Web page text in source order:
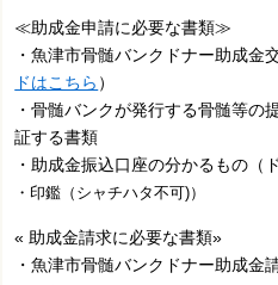
≪助成金申請に必要な書類≫
・魚津市骨髄バンクドナー助成金
ドはこちら ）
・骨髄バンクが発行する骨髄等の
証する書類
・助成金振込口座の分かるもの（
・印鑑（シャチハタ不可)）
« 助成金請求に必要な書類»
・魚津市骨髄バンクドナー助成金